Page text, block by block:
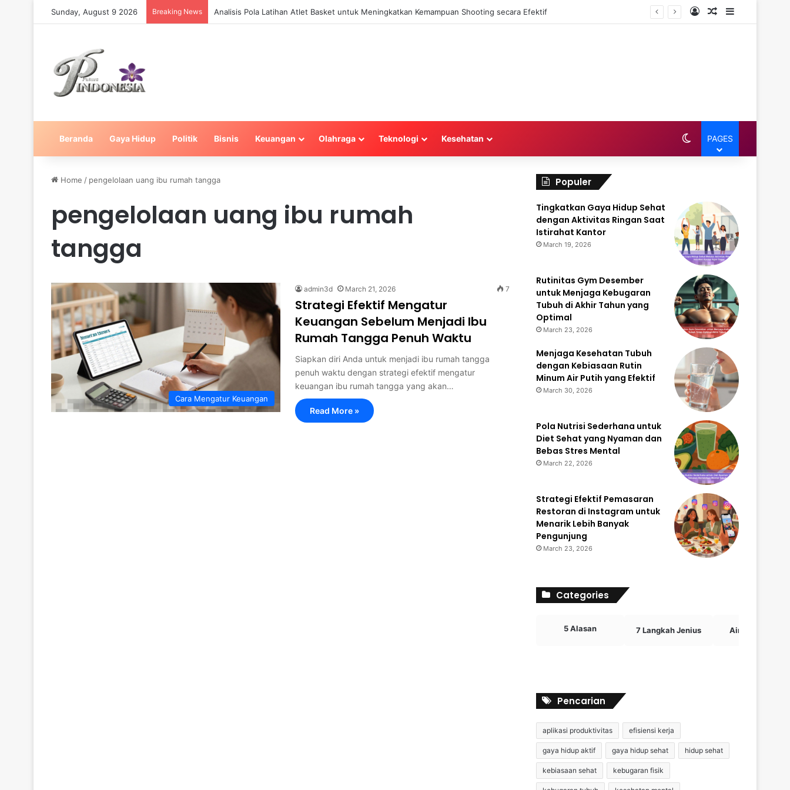
Sunday, August 9 2026 Breaking News Analisis Pola Latihan Atlet Basket untuk Meningkatkan Kemampuan Shooting secara Efektif Log InRandom Article
Sidebar
Beranda Gaya Hidup Politik Bisnis Keuangan Olahraga Teknologi Kesehatan Switch skin
PAGES
Home / pengelolaan uang ibu rumah tangga
pengelolaan uang ibu rumah
tangga
Cara Mengatur Keuangan
admin3d March 21, 2026 7
Strategi Efektif Mengatur
Keuangan Sebelum Menjadi Ibu
Rumah Tangga Penuh Waktu
Siapkan diri Anda untuk menjadi ibu rumah tangga
penuh waktu dengan strategi efektif mengatur
keuangan ibu rumah tangga yang akan…
Read More »
Populer
Tingkatkan Gaya Hidup Sehat
dengan Aktivitas Ringan Saat
Istirahat Kantor
March 19, 2026
Rutinitas Gym Desember
untuk Menjaga Kebugaran
Tubuh di Akhir Tahun yang
Optimal
March 23, 2026
Menjaga Kesehatan Tubuh
dengan Kebiasaan Rutin
Minum Air Putih yang Efektif
March 30, 2026
Pola Nutrisi Sederhana untuk
Diet Sehat yang Nyaman dan
Bebas Stres Mental
March 22, 2026
Strategi Efektif Pemasaran
Restoran di Instagram untuk
Menarik Lebih Banyak
Pengunjung
March 23, 2026
Categories
5 Alasan 7 Langkah Jenius Airdrop Crypto
Pencarian
aplikasi produktivitas efisiensi kerja
gaya hidup aktif gaya hidup sehat hidup sehat
kebiasaan sehat kebugaran fisik